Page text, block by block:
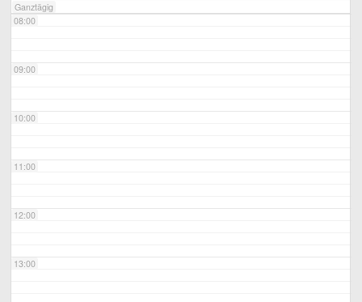
Ganztägig
08:00
09:00
10:00
11:00
12:00
13:00